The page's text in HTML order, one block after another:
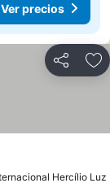
Ver precios
Compartir
Hercílio Luz